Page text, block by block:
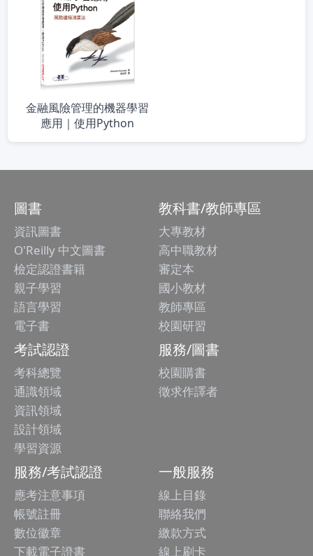
金融風險管理的機器學習
應用｜使用Python
圖書
資訊圖書
O'Reilly 中文圖書
檢定認證書籍
親子學習
語言學習
電子書
教科書/教師專區
大專教材
高中職教材
審定本
國小教材
教師專區
校園研習
考試認證
考科總覽
通識領域
資訊領域
設計領域
學習資源
服務/圖書
校園購書
徵求作譯者
服務/考試認證
應考注意事項
帳號註冊
數位徽章
下載電子證書
一般服務
線上目錄
聯絡我們
繳款方式
線上刷卡